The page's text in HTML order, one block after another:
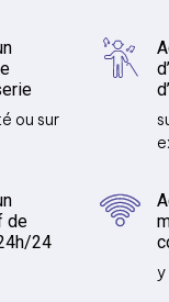
ou sur
de
24
y